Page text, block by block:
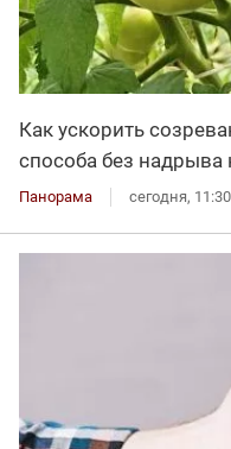
Как ускорить
способа без надрыва
Панорама сегодня, 11:30